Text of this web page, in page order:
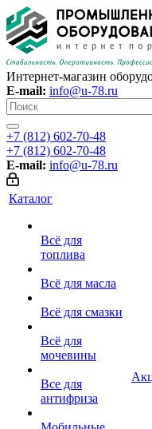
Интернет-магазин
E-mail: info@u-78.ru
+7 (812) 602-70-48
+7 (812) 602-70-48
E-mail: info@u-78.ru
Каталог
Всё для
топлива
Всё для масла
Всё для смазки
Всё для
мочевины
Все для
антифриза